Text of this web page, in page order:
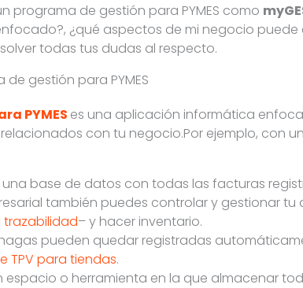
programa de gestión para PYMES como
¿qué aspectos de mi negocio
todas tus dudas al respecto.
gestión para PYMES
PYMES es una aplicación informática
con tu negocio.Por ejemplo, con
base de datos con todas las facturas
también puedes controlar y gestionar tu
trazabilidad– y hacer inventario.
pueden quedar registradas
TPV para tiendas.
espacio o herramienta en la que almacenar